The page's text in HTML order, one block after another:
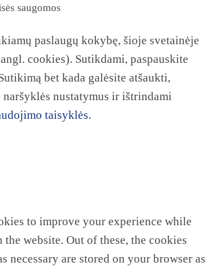
saugomos
paslaugų kokybę, šioje svetainėje
cookies). Sutikdami, paspauskite
bet kada galėsite atšaukti,
nustatymus ir ištrindami
taisyklės.
to improve your experience while
website. Out of these, the cookies
necessary are stored on your browser as